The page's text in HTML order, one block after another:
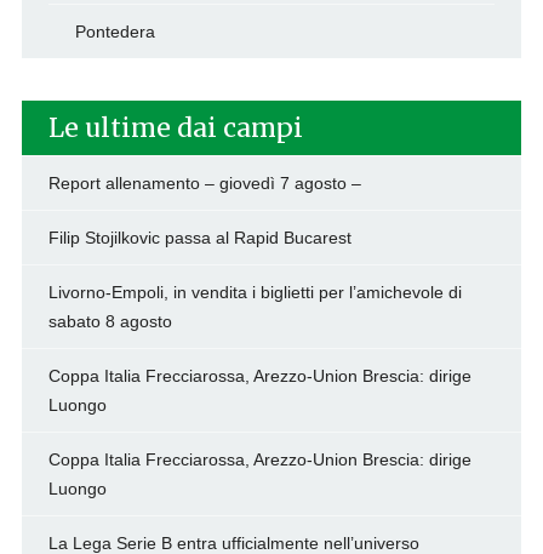
Pontedera
Le ultime dai campi
Report allenamento – giovedì 7 agosto –
Filip Stojilkovic passa al Rapid Bucarest
Livorno-Empoli, in vendita i biglietti per l’amichevole di
sabato 8 agosto
Coppa Italia Frecciarossa, Arezzo-Union Brescia: dirige
Luongo
Coppa Italia Frecciarossa, Arezzo-Union Brescia: dirige
Luongo
La Lega Serie B entra ufficialmente nell’universo